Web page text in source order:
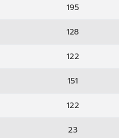
195
128
122
151
122
23